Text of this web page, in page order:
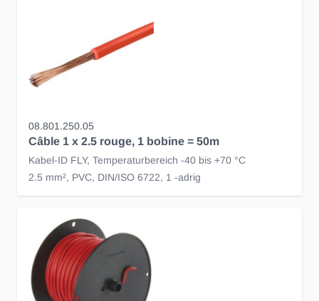
08.801.250.05
Câble 1 x 2.5 rouge, 1 bobine = 50m
Kabel-ID FLY, Temperaturbereich -40 bis +70 °C
2.5 mm², PVC, DIN/ISO 6722, 1 -adrig